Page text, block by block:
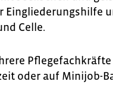
Eingliederungshilfe
Celle.
Pflegefachkräfte
oder auf Minijob-